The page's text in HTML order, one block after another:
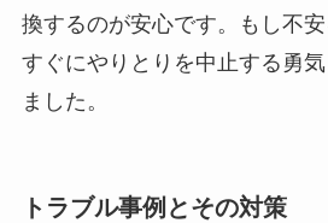
換するのが安心です。もし不安
すぐにやりとりを中止する勇
ました。
トラブル事例とその対策